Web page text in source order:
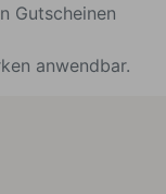
Gutscheinen
anwendbar.